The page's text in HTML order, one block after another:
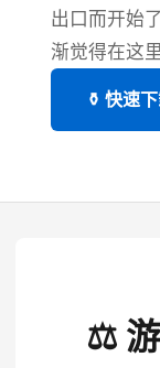
出口而开始
渐觉得在这
⚱️ 快速
⚖️